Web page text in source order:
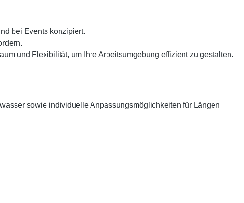
bei Events konzipiert.
und Flexibilität, um Ihre Arbeitsumgebung effizient zu gestalten.
sowie individuelle Anpassungsmöglichkeiten für Längen